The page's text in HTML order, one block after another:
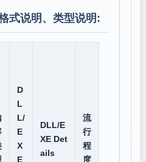
式说明、类型说明:
D
L
L/
E
X
E
DLL/E
XE Det
ails
流
行
程
度